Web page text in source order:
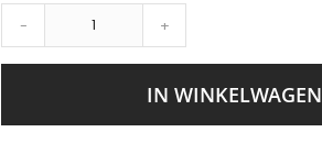
- +
IN WINKELWAGEN